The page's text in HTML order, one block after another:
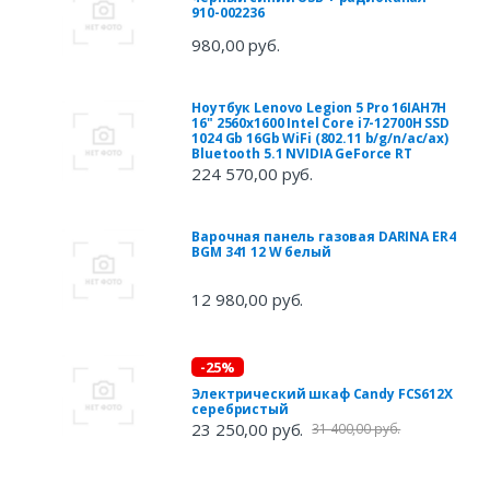
910-002236
980,00 руб.
Ноутбук Lenovo Legion 5 Pro 16IAH7H
16" 2560x1600 Intel Core i7-12700H SSD
1024 Gb 16Gb WiFi (802.11 b/g/n/ac/ax)
Bluetooth 5.1 NVIDIA GeForce RT
224 570,00 руб.
Варочная панель газовая DARINA ER4
BGM 341 12 W белый
12 980,00 руб.
-25%
Электрический шкаф Candy FCS612X
серебристый
23 250,00 руб. 31 400,00 руб.